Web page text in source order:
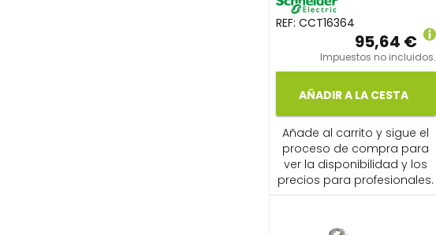
REF: CCT16364
95,64 €
Impuestos no incluidos.
AÑADIR A LA CESTA
Añade al carrito y sigue el
proceso de compra para
ver la disponibilidad y los
precios para profesionales.